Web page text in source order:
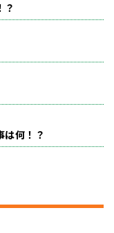
？
は何！？